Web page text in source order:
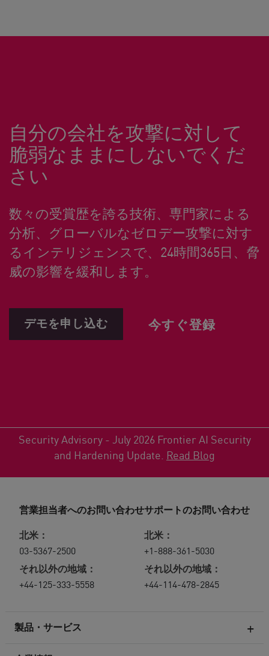
自分の会社を攻撃に対して
脆弱なままにしないでくだ
さい
数々の受賞歴を誇る技術、専門家による
分析、グローバルなゼロデー攻撃に対す
るインテリジェンスで、24時間365日、脅
威の影響を緩和します。
デモを申し込む 今すぐ登録
Security Advisory - July 2026 Frontier AI Security
and Hardening Update. Read Blog
製品・サービス
営業担当者へのお問い合わせ
北米：
03-5367-2500
それ以外の地域：
+44-125-333-5558
サポートのお問い合わせ
北米：
+1-888-361-5030
それ以外の地域：
+44-114-478-2845